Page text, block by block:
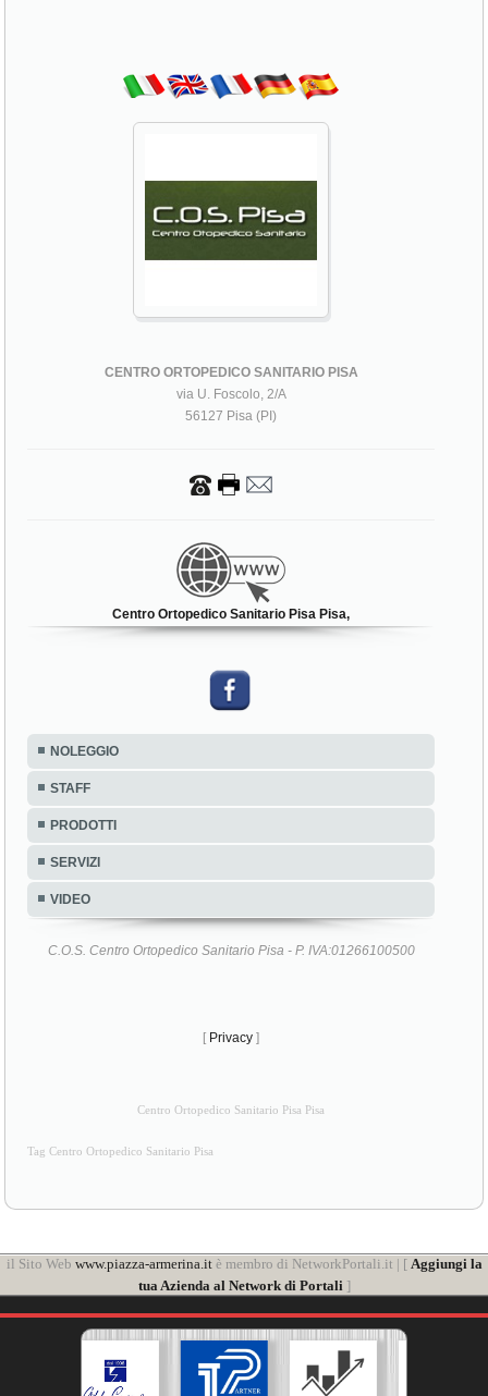
CENTRO ORTOPEDICO SANITARIO PISA
via U. Foscolo, 2/A
56127 Pisa (PI)
Centro Ortopedico Sanitario Pisa Pisa,
NOLEGGIO
STAFF
PRODOTTI
SERVIZI
VIDEO
C.O.S. Centro Ortopedico Sanitario Pisa - P. IVA:01266100500
[ Privacy ]
Centro Ortopedico Sanitario Pisa Pisa
Tag Centro Ortopedico Sanitario Pisa
il Sito Web www.piazza-armerina.itè membro di NetworkPortali.it | [ Aggiungi la
tua Azienda al Network di Portali]